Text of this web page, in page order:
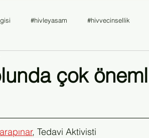
#hivleyasam #hivvecinsellik
çok
, Tedavi Aktivisti